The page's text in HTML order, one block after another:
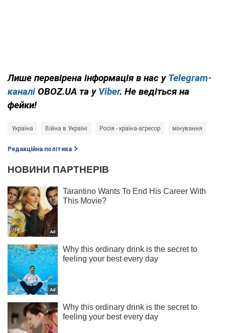
Лише перевірена інформація в нас у Telegram-
каналі OBOZ.UA та у Viber. Не ведіться на
фейки!
Україна Війна в Україні Росія - країна-агресор мінування
Редакційна політика